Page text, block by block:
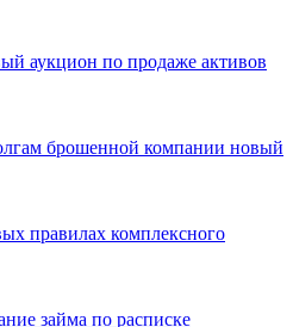
аукцион по продаже активов
брошенной компании новый
правилах комплексного
займа по расписке